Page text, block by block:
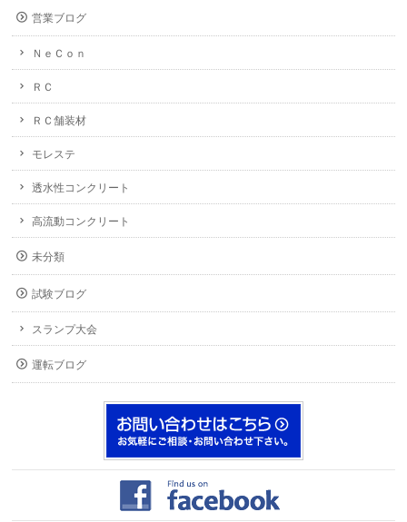
営業ブログ
ＮｅＣｏｎ
ＲＣ
ＲＣ舗装材
モレステ
透水性コンクリート
高流動コンクリート
未分類
試験ブログ
スランプ大会
運転ブログ